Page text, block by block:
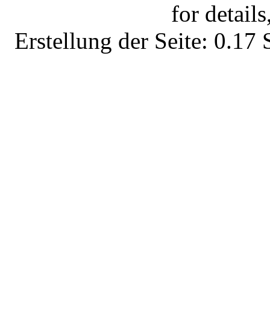
for
Erstellung der Seite: 0.17